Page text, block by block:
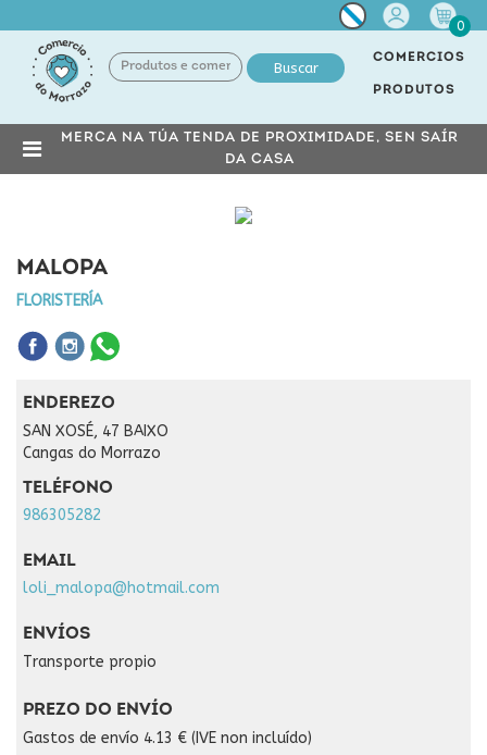
Miña
conta
0
Buscar
COMERCIOS
PRODUTOS
MERCA NA TÚA TENDA DE PROXIMIDADE, SEN SAÍR
DA CASA
MALOPA
FLORISTERÍA
ENDEREZO
SAN XOSÉ, 47 BAIXO
Cangas do Morrazo
TELÉFONO
986305282
EMAIL
loli_malopa@hotmail.com
ENVÍOS
Transporte propio
PREZO DO ENVÍO
Gastos de envío 4.13 € (IVE non incluído)